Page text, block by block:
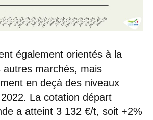
également orientés à la
autres marchés, mais
en deçà des niveaux
La cotation départ
a atteint 3 132 €/t, soit +2%